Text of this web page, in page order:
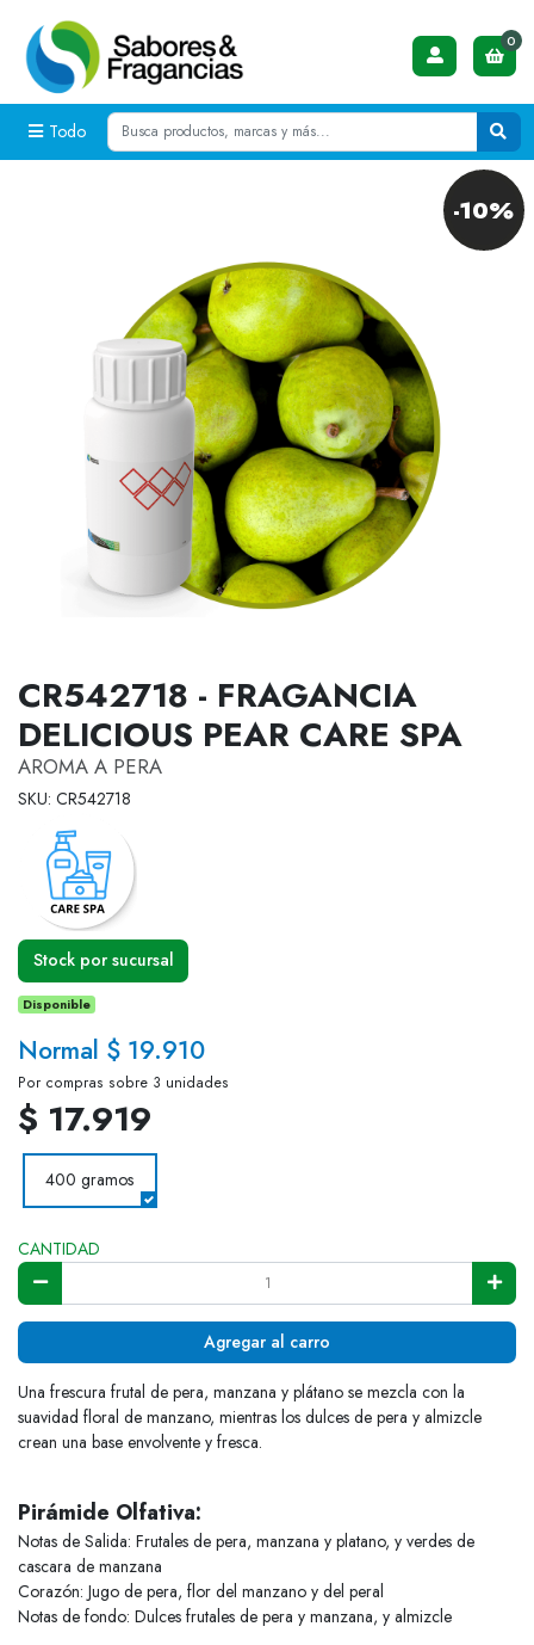
Todo
0
-10%
CR542718 - FRAGANCIA
DELICIOUS PEAR CARE SPA
AROMA A PERA
SKU: CR542718
Stock por sucursal
Disponible
Normal $ 19.910
Por compras sobre 3 unidades
$ 17.919
400 gramos
CANTIDAD
Agregar al carro
Una frescura frutal de pera, manzana y plátano se mezcla con la
suavidad floral de manzano, mientras los dulces de pera y almizcle
crean una base envolvente y fresca.
Pirámide Olfativa:
Notas de Salida: Frutales de pera, manzana y platano, y verdes de
cascara de manzana
Corazón: Jugo de pera, flor del manzano y del peral
Notas de fondo: Dulces frutales de pera y manzana, y almizcle